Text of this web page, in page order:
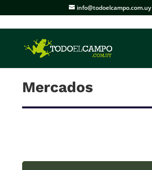
info@todoelcampo.com.uy
Mercados